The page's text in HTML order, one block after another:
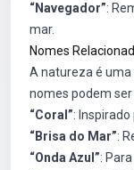
“Navegador”:
mar.
Nomes
A natureza é
nomes podem
“Coral”:
“Brisa do Mar”:
“Onda Azul”: